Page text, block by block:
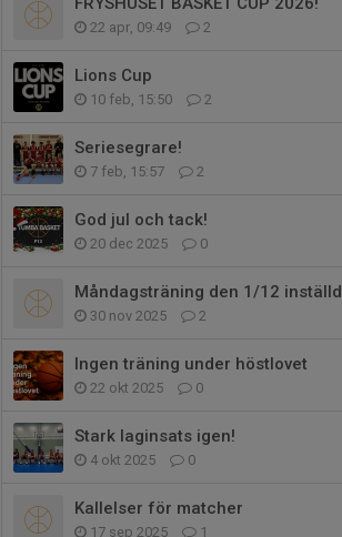
22 apr, 09:49 2
Lions Cup
10 feb, 15:50 2
Seriesegrare!
7 feb, 15:57 2
God jul och tack!
20 dec 2025 0
Måndagsträning den 1/12 inställd
30 nov 2025 2
Ingen träning under höstlovet
22 okt 2025 0
Stark laginsats igen!
4 okt 2025 0
Kallelser för matcher
17 sep 2025 1